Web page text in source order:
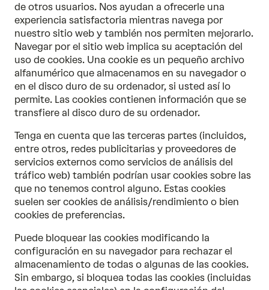
de otros usuarios. Nos ayudan a ofrecerle una
experiencia satisfactoria mientras navega por
nuestro sitio web y también nos permiten mejorarlo.
Navegar por el sitio web implica su aceptación del
uso de cookies. Una cookie es un pequeño archivo
alfanumérico que almacenamos en su navegador o
en el disco duro de su ordenador, si usted así lo
permite. Las cookies contienen información que se
transfiere al disco duro de su ordenador.
Tenga en cuenta que las terceras partes (incluidos,
entre otros, redes publicitarias y proveedores de
servicios externos como servicios de análisis del
tráfico web) también podrían usar cookies sobre las
que no tenemos control alguno. Estas cookies
suelen ser cookies de análisis/rendimiento o bien
cookies de preferencias.
Puede bloquear las cookies modificando la
configuración en su navegador para rechazar el
almacenamiento de todas o algunas de las cookies.
Sin embargo, si bloquea todas las cookies (incluidas